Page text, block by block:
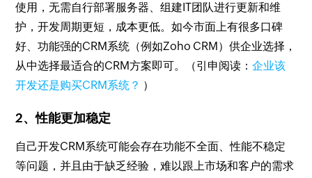
使用，无需自行部署服务器、组建IT团队进行更新和维
护，开发周期更短，成本更低。如今市面上有很多口碑
好、功能强的CRM系统（例如Zoho CRM）供企业选择，
从中选择最适合的CRM方案即可。（引申阅读：企业该
开发还是购买CRM系统？ ）
2、性能更加稳定
自己开发CRM系统可能会存在功能不全面、性能不稳定
等问题，并且由于缺乏经验，难以跟上市场和客户的需求